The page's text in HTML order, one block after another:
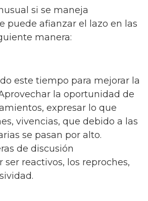
si se maneja
puede afianzar el lazo en las
manera:
tiempo para mejorar la
la oportunidad de
expresar lo que
vivencias, que debido a las
se pasan por alto.
de discusión
ser reactivos, los reproches,